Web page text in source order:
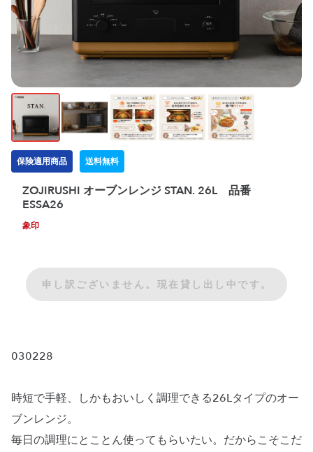
保険適用商品 送料無料
ZOJIRUSHI オーブンレンジ STAN. 26L 品番
ESSA26
象印
申し訳ございません。現在貸し出し中です。
030228
時短で手軽、しかもおいしく調理できる26Lタイプのオー
ブンレンジ。
毎日の調理にとことん使ってもらいたい。だからこそこだ